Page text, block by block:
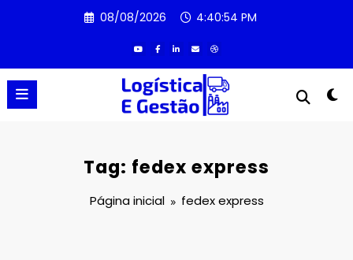
08/08/2026 4:40:54 PM
Tag: fedex express
Página inicial fedex express